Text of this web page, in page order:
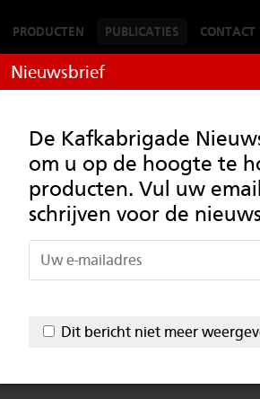
PRODUCTEN PUBLICATIES CONTACT
met een
Nieuwsbrief
De Kafkabrigade
om u op de hoogte te
producten. Vul uw
schrijven voor de
Dit bericht niet meer